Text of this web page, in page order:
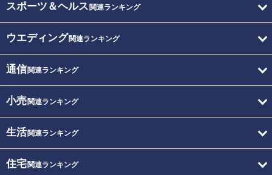
スポーツ＆ヘルス 関連ランキング
ウエディング関連ランキング
通信関連ランキング
小売関連ランキング
生活関連ランキング
住宅関連ランキング